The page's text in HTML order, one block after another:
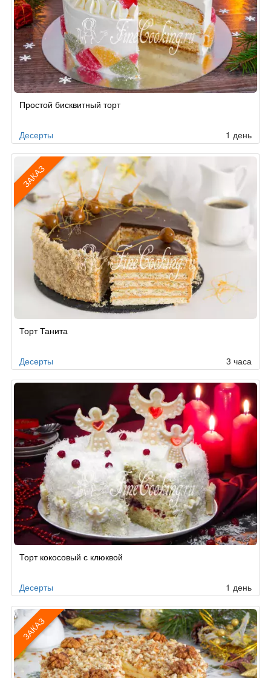
Простой бисквитный торт
Десерты 1 день
ЗАКАЗ
по
Торт Танита
Десерты 3 часа
Торт кокосовый с клюквой
Десерты 1 день
ЗАКАЗ